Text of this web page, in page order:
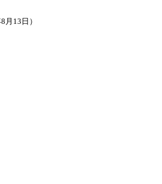
13日）